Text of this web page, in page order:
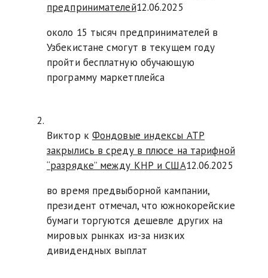
предпринимателей12.06.2025
около 15 тысяч предпринимателей в
Узбекистане смогут в текущем году
пройти бесплатную обучающую
программу маркетплейса
Виктор к Фондовые индексы АТР
закрылись в среду в плюсе на тарифной
“разрядке” между КНР и США12.06.2025
во время предвыборной кампании,
президент отмечал, что южнокорейские
бумаги торгуются дешевле других на
мировых рынках из-за низких
дивидендных выплат